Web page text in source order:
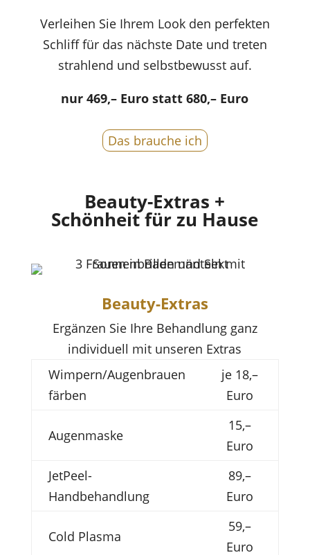
Verleihen Sie Ihrem Look den perfekten
Schliff für das nächste Date und treten
strahlend und selbstbewusst auf.
nur 469,– Euro statt 680,– Euro
Das brauche ich
Beauty-Extras +
Schönheit für zu Hause
Beauty-Extras
Ergänzen Sie Ihre Behandlung ganz
individuell mit unseren Extras
Wimpern/Augenbrauen
färben
je 18,–
Euro
Augenmaske
15,–
Euro
JetPeel-
Handbehandlung
89,–
Euro
Cold Plasma
59,–
Euro